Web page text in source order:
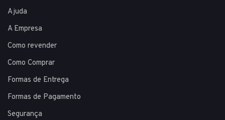
Ajuda
A Empresa
Como revender
Como Comprar
Formas de Entrega
Formas de Pagamento
Segurança